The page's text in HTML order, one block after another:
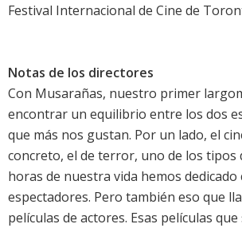
Festival Internacional de Cine de
Notas de los directores
Con Musarañas, nuestro primer
encontrar un equilibrio entre los dos
que más nos gustan. Por un lado, el
concreto, el de terror, uno de los tipos
horas de nuestra vida hemos dedicado
espectadores. Pero también eso que
películas de actores. Esas películas